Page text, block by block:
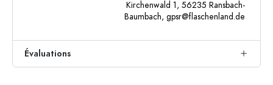
Kirchenwald 1, 56235 Ransbach-
Baumbach, gpsr@flaschenland.de
Évaluations